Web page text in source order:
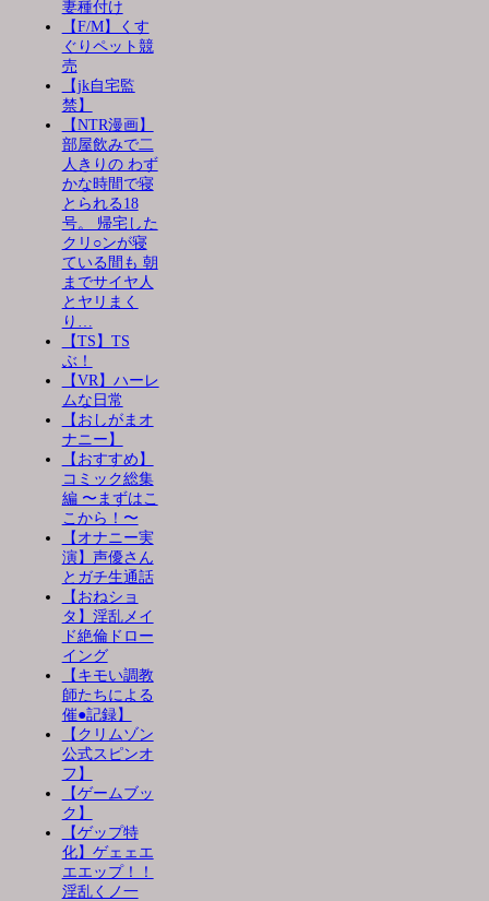
妻種付け
【F/M】くす
ぐりペット競
売
【jk自宅監
禁】
【NTR漫画】
部屋飲みで二
人きりの わず
かな時間で寝
とられる18
号。 帰宅した
クリ○ンが寝
ている間も 朝
までサイヤ人
とヤリまく
り…
【TS】TS
ぶ！
【VR】ハーレ
ムな日常
【おしがまオ
ナニー】
【おすすめ】
コミック総集
編 〜まずはこ
こから！〜
【オナニー実
演】声優さん
とガチ生通話
【おねショ
タ】淫乱メイ
ド絶倫ドロー
イング
【キモい調教
師たちによる
催●記録】
【クリムゾン
公式スピンオ
フ】
【ゲームブッ
ク】
【ゲップ特
化】ゲェェエ
エエップ！！
淫乱くノ一